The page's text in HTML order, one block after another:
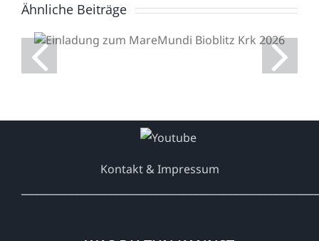
Ähnliche BeiträgeEinladung zum
MareMundi Bioblitz Krk
Kontakt & Impressum